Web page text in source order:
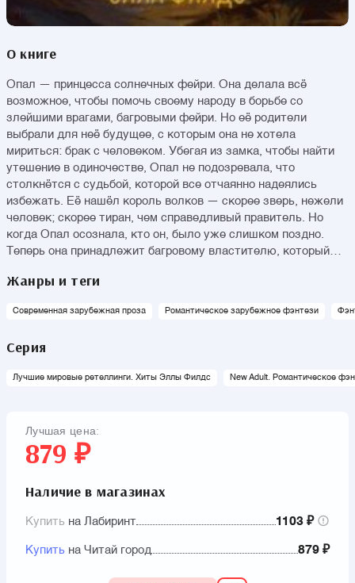
О книге
Опал — принцесса солнечных фейри. Она делала всё
возможное, чтобы помочь своему народу в борьбе со
злейшими врагами, багровыми фейри. Но её родители
выбрали для неё будущее, с которым она не хотела
мириться: брак с человеком. Убегая из замка, чтобы найти
утешение в одиночестве, Опал не подозревала, что
столкнётся с судьбой, которой все отчаянно надеялись
избежать. Её нашёл король волков — скорее зверь, нежели
человек; скорее тиран, чем справедливый правитель. Но
когда Опал осознала, кто он, было уже слишком поздно.
Теперь она принадлежит багровому властителю, который
Даже если сердце Опал разобьётся в миг, как его сердце
легендарным мультфильмом «Принцесса-лебедь», сказкой
Персефоне. Ретеллинг от популярного на Западе автора для
поклонникам Никки Сент Кроу, Сары Дж. Маас и Дженнифер
вклейка с красивейшим артом с обложки.
Жанры и теги
Современная зарубежная проза Романтическое зарубежное фэнтези
Серия
Лучшие мировые ретеллинги. Хиты Эллы Филдс New Adult. Романтическое
Лучшая цена:
879 ₽
Наличие в магазинах
Купить на Лабиринт 1103 ₽
Купить на Читай город 879 ₽